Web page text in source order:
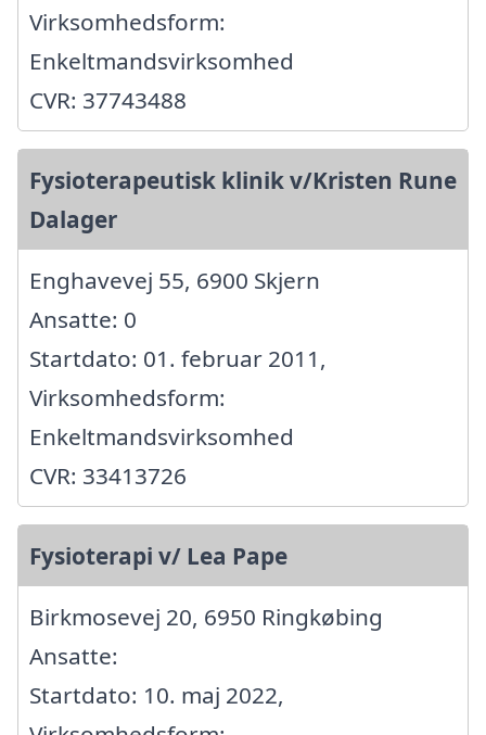
Virksomhedsform:
Enkeltmandsvirksomhed
CVR: 37743488
Fysioterapeutisk klinik v/Kristen Rune
Dalager
Enghavevej 55, 6900 Skjern
Ansatte: 0
Startdato: 01. februar 2011,
Virksomhedsform:
Enkeltmandsvirksomhed
CVR: 33413726
Fysioterapi v/ Lea Pape
Birkmosevej 20, 6950 Ringkøbing
Ansatte:
Startdato: 10. maj 2022,